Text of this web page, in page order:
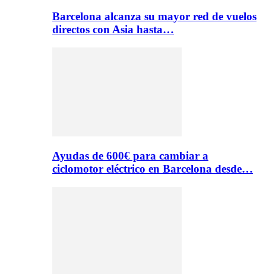
Barcelona alcanza su mayor red de vuelos
directos con Asia hasta…
Ayudas de 600€ para cambiar a
ciclomotor eléctrico en Barcelona desde…